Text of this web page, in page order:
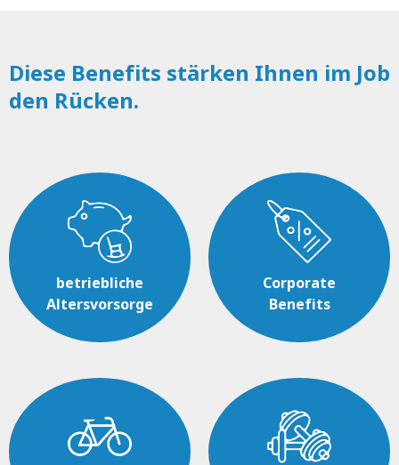
Diese Benefits stärken Ihnen im Job
den Rücken.
betriebliche
Altersvorsorge
Corporate
Benefits